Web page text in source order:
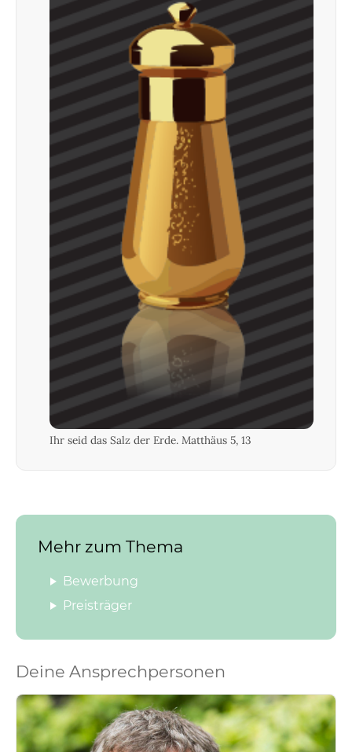
Ihr seid das Salz der Erde. Matthäus 5, 13
Mehr zum Thema
Bewerbung
Preisträger
Deine Ansprechpersonen